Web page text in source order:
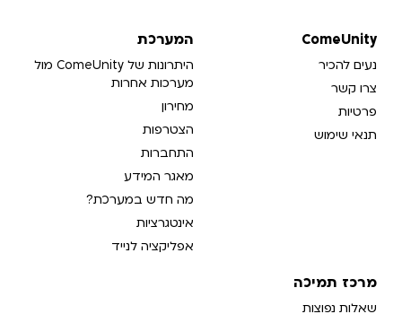
ComeUnity
נעים להכיר
צרו קשר
פרטיות
תנאי שימוש
המערכת
היתרונות של ComeUnity מול
מערכות אחרות
מחירון
הצטרפות
התחברות
מאגר המידע
מה חדש במערכת?
אינטגרציות
אפליקציה לנייד
מרכז תמיכה
שאלות נפוצות